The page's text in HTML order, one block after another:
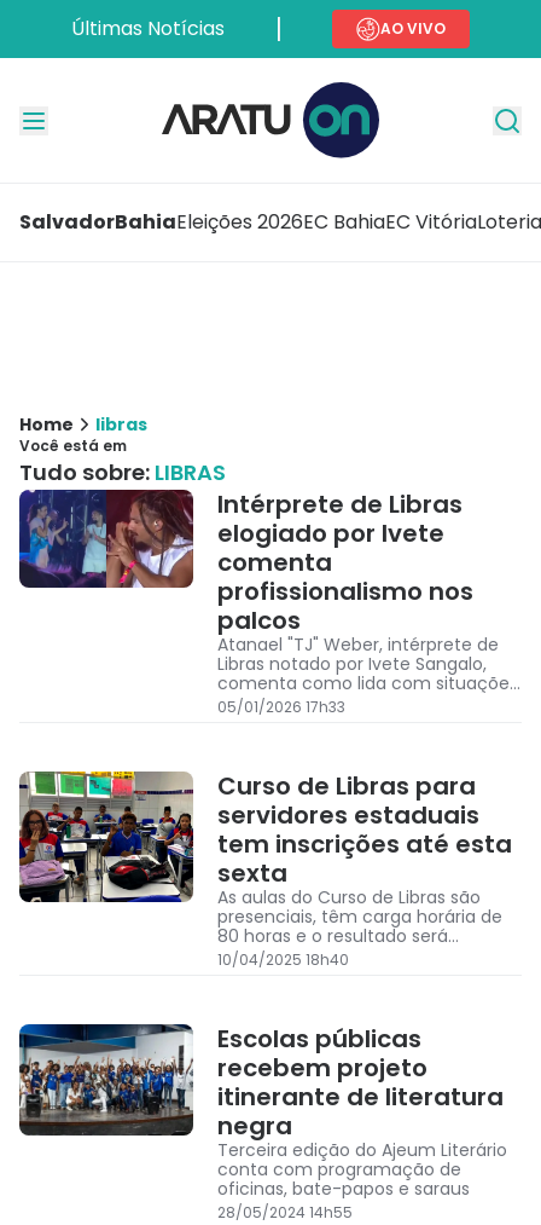
Últimas Notícias AO VIVO
SalvadorBahiaEleições 2026EC BahiaEC Vitória
Home libras
Você está em
Tudo sobre: LIBRAS
Intérprete de Libras
elogiado por Ivete
comenta
profissionalismo nos
palcos
Atanael "TJ" Weber, intérprete de
Libras notado por Ivete Sangalo,
comenta como lida com situações
inesperadas durante
apresentações
05/01/2026 17h33
Curso de Libras para
servidores estaduais
tem inscrições até esta
sexta
As aulas do Curso de Libras são
presenciais, têm carga horária de
80 horas e o resultado será
divulgado no dia 12 de maio
10/04/2025 18h40
Escolas públicas
recebem projeto
itinerante de literatura
negra
Terceira edição do Ajeum Literário
conta com programação de
oficinas, bate-papos e saraus
28/05/2024 14h55